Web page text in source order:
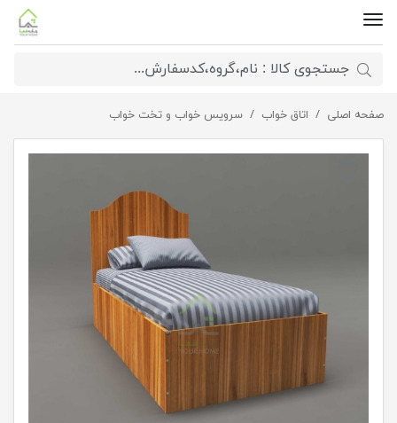
صفحه اصلی اتاق خواب سرویس خواب و تخت خوابتختخواب چوبی یک نفره مدل ترانه